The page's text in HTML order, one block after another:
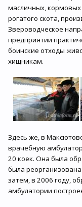
масличных, кормовых
рогатого скота,
Звероводческое
предприятии
боинские отходы
хищникам.
Здесь же, в
врачебную
20 коек. Она была
была
затем, в 2006 году,
амбулатории